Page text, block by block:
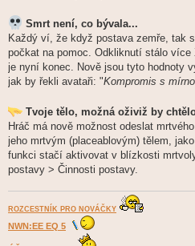
Smrt není, co bývala...
Každý ví, že když postava zemře, tak
počkat na pomoc. Odkliknutí stálo
je nyní konec. Nově jsou tyto hodnoty
jak by řekli avataři: "Kompromis s
Tvoje tělo, možná oživiž by
Hráč má nově možnost odeslat
jeho mrtvým (placeablovým) tělem,
funkci stačí aktivovat v blízkosti
postavy > Činnosti postavy.
ROZCESTNÍK PRO NOVÁČKY
NWN:EE EQ 5